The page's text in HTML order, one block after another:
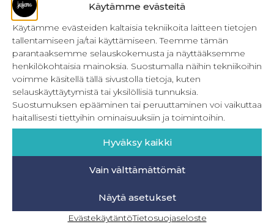
Käytämme evästeitä
Käytämme evästeiden kaltaisia tekniikoita laitteen tietojen
tallentamiseen ja/tai käyttämiseen. Teemme tämän
parantaaksemme selauskokemusta ja näyttääksemme
henkilökohtaisia mainoksia. Suostumalla näihin tekniikoihin
voimme käsitellä tällä sivustolla tietoja, kuten
selauskäyttäytymistä tai yksilöllisiä tunnuksia.
Suostumuksen epääminen tai peruuttaminen voi vaikuttaa
haitallisesti tiettyihin ominaisuuksiin ja toimintoihin.
Hyväksy kaikki
Vain välttämättömät
Näytä asetukset
EvästekäytäntöTietosuojaseloste
New Moon 32-56
24,90€ Sis. ALV
Lue lisää
OMA TILI – KIRJAUTUMINEN